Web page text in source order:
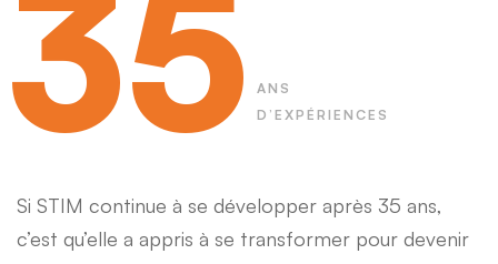
35
ANS
D’EXPÉRIENCES
Si STIM continue à se développer après 35 ans,
c’est qu’elle a appris à se transformer pour devenir